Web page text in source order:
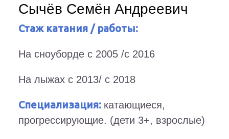
Сычёв Семён Андреевич
Стаж катания / работы:
На сноуборде с 2005 /с 2016
На лыжах с 2013/ с 2018
Специализация: катающиеся,
прогрессирующие. (дети 3+, взрослые)